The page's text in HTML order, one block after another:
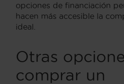
opciones de financiación
hacen más accesible la
ideal.
Otras
comprar un